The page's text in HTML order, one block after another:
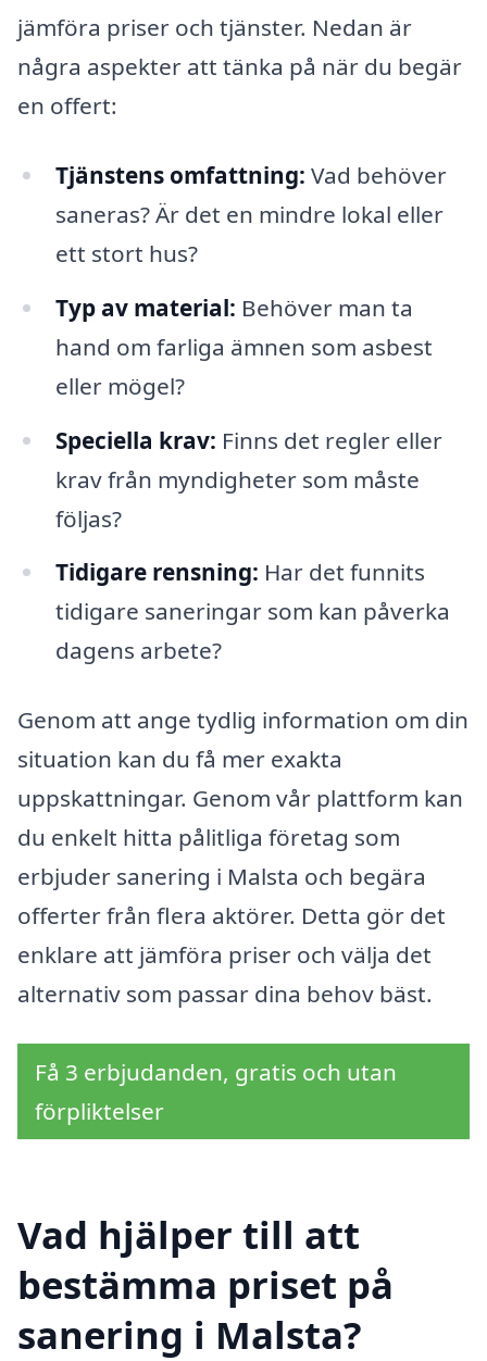
jämföra priser och tjänster. Nedan är
några aspekter att tänka på när du begär
en offert:
Tjänstens omfattning: Vad behöver
saneras? Är det en mindre lokal eller
ett stort hus?
Typ av material: Behöver man ta
hand om farliga ämnen som asbest
eller mögel?
Speciella krav: Finns det regler eller
krav från myndigheter som måste
följas?
Tidigare rensning: Har det funnits
tidigare saneringar som kan påverka
dagens arbete?
Genom att ange tydlig information om din
situation kan du få mer exakta
uppskattningar. Genom vår plattform kan
du enkelt hitta pålitliga företag som
erbjuder sanering i Malsta och begära
offerter från flera aktörer. Detta gör det
enklare att jämföra priser och välja det
alternativ som passar dina behov bäst.
Få 3 erbjudanden, gratis och utan
förpliktelser
Vad hjälper till att
bestämma priset på
sanering i Malsta?